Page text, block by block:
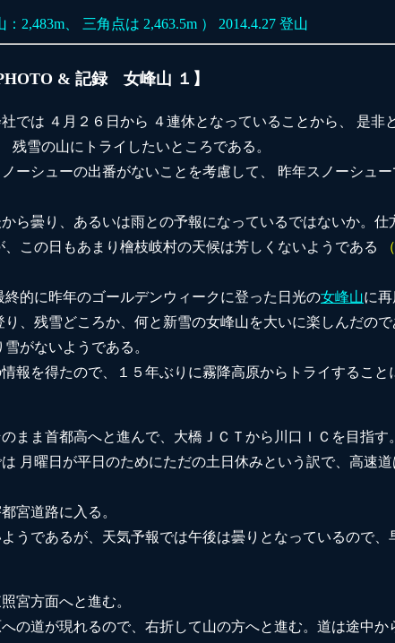
：2,483m、 三角点は 2,463.5m ） 2014.4.27 登山
& 記録 女峰山 １】
では ４月２６日から ４連休となっていることから、 是非
残雪の山にトライしたいところである。
ーシューの出番がないことを考慮して、 昨年スノーシュ
ら曇り、あるいは雨との予報になっているではないか。仕
この日もあまり檜枝岐村の天候は芳しくないようである
的に昨年のゴールデンウィークに登った日光の女峰山に
、残雪どころか、何と新雪の女峰山を大いに楽しんだの
がないようである。
報を得たので、１５年ぶりに霧降高原からトライすること
まま首都高へと進んで、大橋ＪＣＴから川口ＩＣを目指す。
月曜日が平日のためにただの土日休みという訳で、高速
宮道路に入る。
うであるが、天気予報では午後は曇りとなっているので、
宮方面へと進む。
の道が現れるので、右折して山の方へと進む。道は途中か